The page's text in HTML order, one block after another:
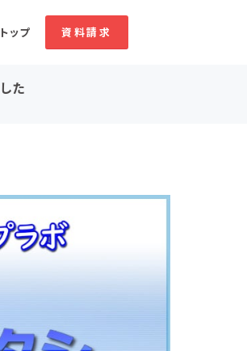
ップ 資料請求
台・パフォーマンス
ード・飲食店
ビューティー・ヘルスケア
た